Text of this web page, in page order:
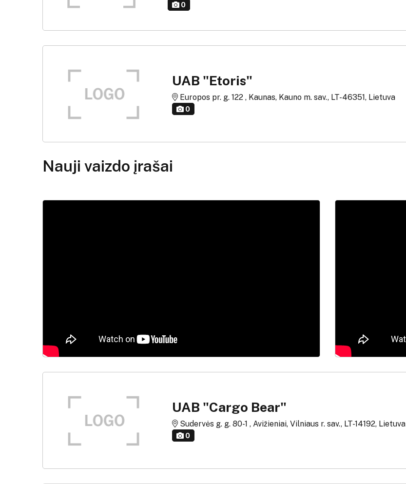
0
UAB "Etoris"
Europos pr. g. 122 , Kaunas, Kauno m. sav., LT-46351, Lietuva
0
Nauji vaizdo įrašai
UAB "Cargo Bear"
Sudervės g. g. 80-1 , Avižieniai, Vilniaus r. sav., LT-14192, Lietuva
0